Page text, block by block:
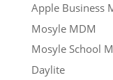
Apple Business
Mosyle MDM
Mosyle School
Daylite